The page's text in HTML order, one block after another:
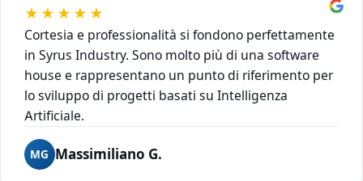
★★★★★
Cortesia e professionalità si fondono perfettamente
in Syrus Industry. Sono molto più di una software
house e rappresentano un punto di riferimento per
lo sviluppo di progetti basati su Intelligenza
Artificiale.
MG Massimiliano G.